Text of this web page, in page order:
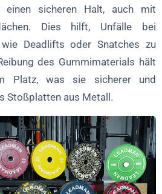
einen sicheren Halt, auch mit
Dies hilft, Unfälle bei
wie Deadlifts oder Snatches zu
des Gummimaterials hält
Platz, was sie sicherer und
Stoßplatten aus Metall.